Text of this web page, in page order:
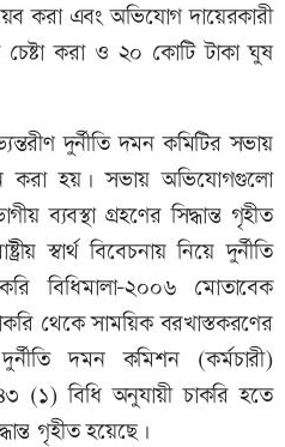
করা এবং অভিযোগ দায়েরকারী
চেষ্টা করা ও ২০ কোটি টাকা ঘুষ
দুর্নীতি দমন কমিটির সভায়
করা হয়। সভায় অভিযোগগুলো
ব্যবস্থা গ্রহণের সিদ্ধান্ত গৃহীত
স্বার্থ বিবেচনায় নিয়ে দুর্নীতি
বিধিমালা-২০০৬ মোতাবেক
থেকে সাময়িক বরখাস্তকরণের
দমন কমিশন (কর্মচারী)
(১) বিধি অনুযায়ী চাকরি হতে
গৃহীত হয়েছে।